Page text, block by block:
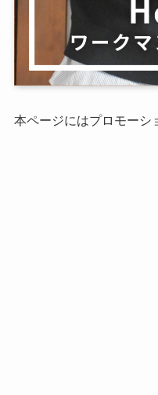
本ページにはプロモーシ